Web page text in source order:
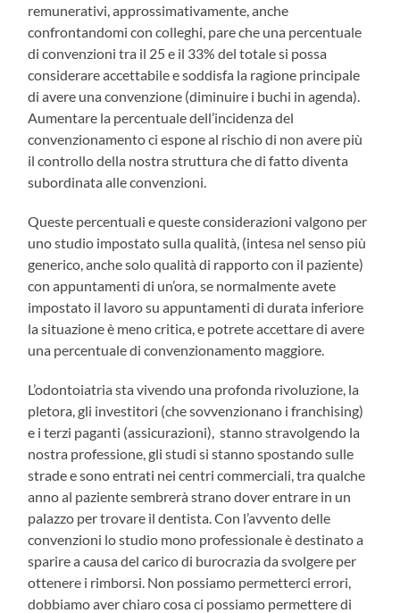
remunerativi, approssimativamente, anche
confrontandomi con colleghi, pare che una percentuale
di convenzioni tra il 25 e il 33% del totale si possa
considerare accettabile e soddisfa la ragione principale
di avere una convenzione (diminuire i buchi in agenda).
Aumentare la percentuale dell’incidenza del
convenzionamento ci espone al rischio di non avere più
il controllo della nostra struttura che di fatto diventa
subordinata alle convenzioni.
Queste percentuali e queste considerazioni valgono per
uno studio impostato sulla qualità, (intesa nel senso più
generico, anche solo qualità di rapporto con il paziente)
con appuntamenti di un’ora, se normalmente avete
impostato il lavoro su appuntamenti di durata inferiore
la situazione è meno critica, e potrete accettare di avere
una percentuale di convenzionamento maggiore.
L’odontoiatria sta vivendo una profonda rivoluzione, la
pletora, gli investitori (che sovvenzionano i franchising)
e i terzi paganti (assicurazioni), stanno stravolgendo la
nostra professione, gli studi si stanno spostando sulle
strade e sono entrati nei centri commerciali, tra qualche
anno al paziente sembrerà strano dover entrare in un
palazzo per trovare il dentista. Con l’avvento delle
convenzioni lo studio mono professionale è destinato a
sparire a causa del carico di burocrazia da svolgere per
ottenere i rimborsi. Non possiamo permetterci errori,
dobbiamo aver chiaro cosa ci possiamo permettere di